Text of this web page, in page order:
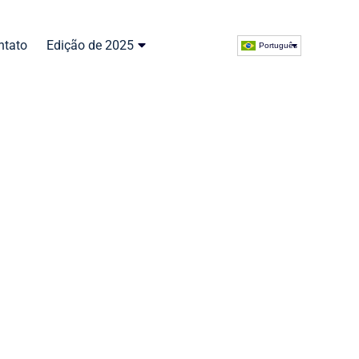
Edição de 2025 Português